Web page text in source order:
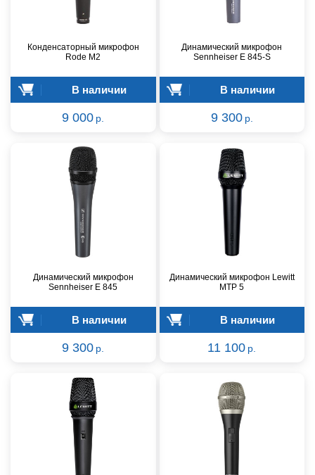
Конденсаторный микрофон
Rode M2
В наличии
9 000 р.
Динамический микрофон
Sennheiser E 845-S
В наличии
9 300 р.
Динамический микрофон
Sennheiser E 845
В наличии
9 300 р.
Динамический микрофон Lewitt
MTP 5
В наличии
11 100 р.